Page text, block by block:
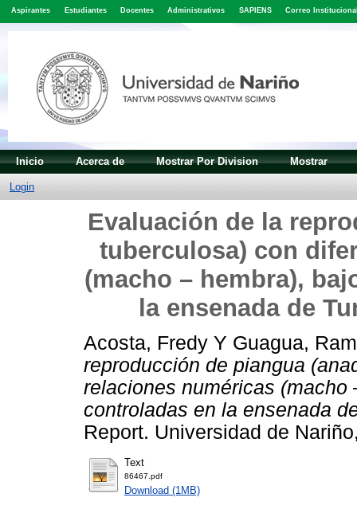
Aspirantes Estudiantes Docentes Administrativos SAPIENS Correo
Inicio Acerca de Mostrar Por Division Mostrar
Login
Evaluación de la
tuberculosa) con
(macho – hembra),
la ensenada de
Acosta, Fredy Y Guagua,
reproducción de piangua
relaciones numéricas
controladas en la ensenada
Report. Universidad de
Text
86467.pdf
Download (1MB)